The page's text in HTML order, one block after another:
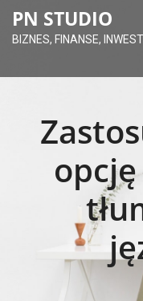
PN STUDIO
BIZNES, FINANSE,